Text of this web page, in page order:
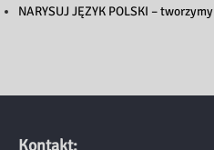
NARYSUJ JĘZYK POLSKI –
Kontakt: